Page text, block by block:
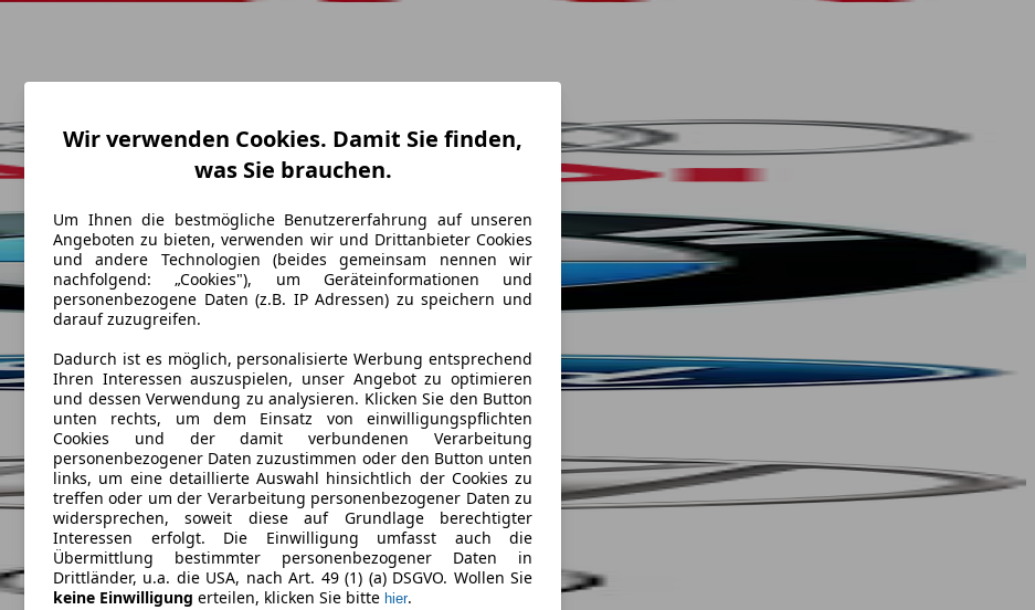
Wir verwenden Cookies. Damit Sie finden,
was Sie brauchen.
Um Ihnen die bestmögliche Benutzererfahrung auf unseren
Angeboten zu bieten, verwenden wir und Drittanbieter Cookies
und andere Technologien (beides gemeinsam nennen wir
nachfolgend: „Cookies"), um Geräteinformationen und
personenbezogene Daten (z.B. IP Adressen) zu speichern und
darauf zuzugreifen.
Dadurch ist es möglich, personalisierte Werbung entsprechend
Ihren Interessen auszuspielen, unser Angebot zu optimieren
und dessen Verwendung zu analysieren. Klicken Sie den Button
unten rechts, um dem Einsatz von einwilligungspflichten
Cookies und der damit verbundenen Verarbeitung
personenbezogener Daten zuzustimmen oder den Button unten
links, um eine detaillierte Auswahl hinsichtlich der Cookies zu
treffen oder um der Verarbeitung personenbezogener Daten zu
widersprechen, soweit diese auf Grundlage berechtigter
Interessen erfolgt. Die Einwilligung umfasst auch die
Übermittlung bestimmter personenbezogener Daten in
Drittländer, u.a. die USA, nach Art. 49 (1) (a) DSGVO. Wollen Sie
keine Einwilligung erteilen, klicken Sie bitte hier.